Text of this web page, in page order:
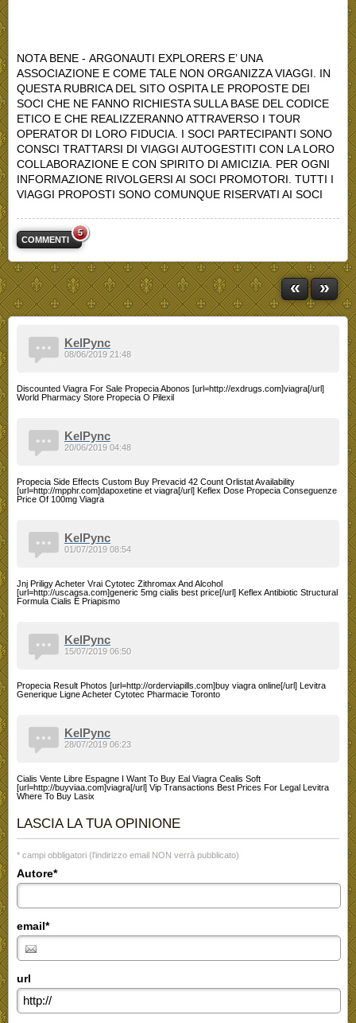
NOTA BENE - ARGONAUTI EXPLORERS E’ UNA
ASSOCIAZIONE E COME TALE NON ORGANIZZA VIAGGI. IN
QUESTA RUBRICA DEL SITO OSPITA LE PROPOSTE DEI
SOCI CHE NE FANNO RICHIESTA SULLA BASE DEL CODICE
ETICO E CHE REALIZZERANNO ATTRAVERSO I TOUR
OPERATOR DI LORO FIDUCIA. I SOCI PARTECIPANTI SONO
CONSCI TRATTARSI DI VIAGGI AUTOGESTITI CON LA LORO
COLLABORAZIONE E CON SPIRITO DI AMICIZIA. PER OGNI
INFORMAZIONE RIVOLGERSI AI SOCI PROMOTORI. TUTTI I
VIAGGI PROPOSTI SONO COMUNQUE RISERVATI AI SOCI
COMMENTI
5
« »
KelPync
Discounted Viagra For Sale Propecia Abonos [url=http://exdrugs.com]viagra[/url]
World Pharmacy Store Propecia O Pilexil
08/06/2019 21:48
KelPync
Propecia Side Effects Custom Buy Prevacid 42 Count Orlistat Availability
[url=http://mpphr.com]dapoxetine et viagra[/url] Keflex Dose Propecia Conseguenze
Price Of 100mg Viagra
20/06/2019 04:48
KelPync
Jnj Priligy Acheter Vrai Cytotec Zithromax And Alcohol
[url=http://uscagsa.com]generic 5mg cialis best price[/url] Keflex Antibiotic Structural
Formula Cialis E Priapismo
01/07/2019 08:54
KelPync
Propecia Result Photos [url=http://orderviapills.com]buy viagra online[/url] Levitra
Generique Ligne Acheter Cytotec Pharmacie Toronto
15/07/2019 06:50
KelPync
Cialis Vente Libre Espagne I Want To Buy Eal Viagra Cealis Soft
[url=http://buyviaa.com]viagra[/url] Vip Transactions Best Prices For Legal Levitra
Where To Buy Lasix
28/07/2019 06:23
LASCIA LA TUA OPINIONE
* campi obbligatori (l'indirizzo email NON verrà pubblicato)
Autore*
email*
url